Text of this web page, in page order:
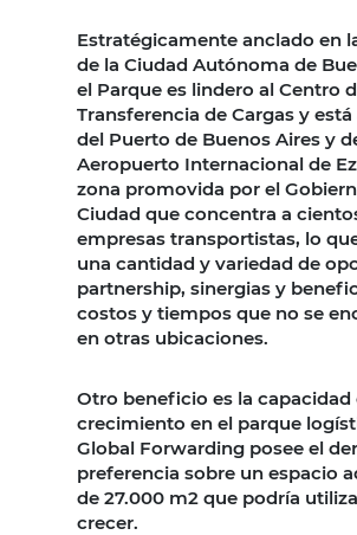
Estratégicamente anclado en
de la Ciudad Autónoma de
el Parque es lindero al Centro
Transferencia de Cargas y
del Puerto de Buenos Aires y
Aeropuerto Internacional de
zona promovida por el
Ciudad que concentra a
empresas transportistas, lo
una cantidad y variedad de
partnership, sinergias y
costos y tiempos que no se
en otras ubicaciones.
Otro beneficio es la capacidad
crecimiento en el parque
Global Forwarding posee el
preferencia sobre un espacio
de 27.000 m2 que podría
crecer.